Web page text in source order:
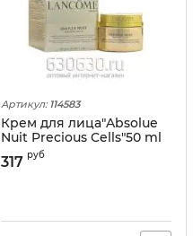
Артикул: 114583
Крем для лица"Absolue
Nuit Precious Cells"50 ml
317 руб